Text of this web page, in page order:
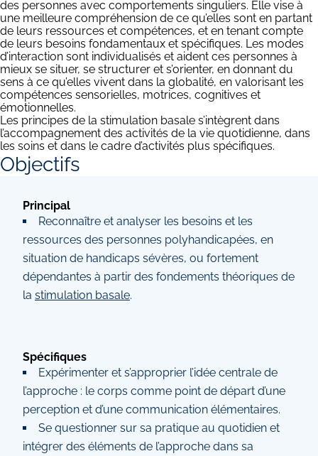
des personnes avec comportements singuliers. Elle vise à
une meilleure compréhension de ce qu’elles sont en partant
de leurs ressources et compétences, et en tenant compte
de leurs besoins fondamentaux et spécifiques. Les modes
d’interaction sont individualisés et aident ces personnes à
mieux se situer, se structurer et s’orienter, en donnant du
sens à ce qu’elles vivent dans la globalité, en valorisant les
compétences sensorielles, motrices, cognitives et
émotionnelles.
Les principes de la stimulation basale s’intègrent dans
l’accompagnement des activités de la vie quotidienne, dans
les soins et dans le cadre d’activités plus spécifiques.
Objectifs
Principal
Reconnaître et analyser les besoins et les
ressources des personnes polyhandicapées, en
situation de handicaps sévères, ou fortement
dépendantes à partir des fondements théoriques de
la stimulation basale.
Spécifiques
Expérimenter et s’approprier l’idée centrale de
l’approche : le corps comme point de départ d’une
perception et d’une communication élémentaires.
Se questionner sur sa pratique au quotidien et
intégrer des éléments de l’approche dans sa